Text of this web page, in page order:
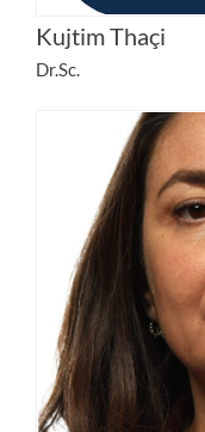
Kujtim Thaçi
Dr.Sc.